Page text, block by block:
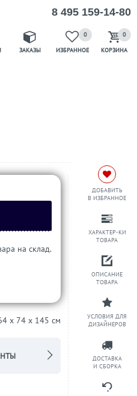
8 495 159-14-80
ЗАКАЗЫ ИЗБРАННОЕ
0
КОРЗИНА
0
ДОБАВИТЬ
В ИЗБРАННОЕ
ХАРАКТЕР-КИ
ТОВАРА
ОПИСАНИЕ
ТОВАРА
УСЛОВИЯ ДЛЯ
ДИЗАЙНЕРОВ
ДОСТАВКА
И СБОРКА
на склад.
x 74 x 145 см